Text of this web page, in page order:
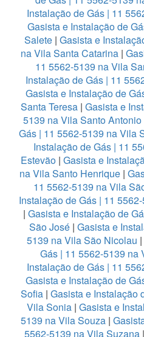
Instalação de Gás | 11
Gasista e Instalação de
Salete | Gasista e
na Vila Santa Catarina |
11 5562-5139 na Vila
Instalação de Gás | 11
Gasista e Instalação de
Santa Teresa | Gasista e
5139 na Vila Santo Antonio
Gás | 11 5562-5139 na Vila
Instalação de Gás | 11
Estevão | Gasista e
na Vila Santo Henrique|
11 5562-5139 na Vila
Instalação de Gás | 11
| Gasista e Instalação de
São José| Gasista e
5139 na Vila São Nicolau |
Gás | 11 5562-5139 na
Instalação de Gás | 11
Gasista e Instalação de
Sofia| Gasista e Instalação
Vila Sonia | Gasista e
5139 na Vila Souza|
5562-5139 na Vila Suzana |